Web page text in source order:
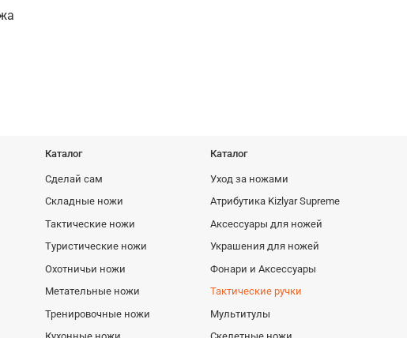
Каталог
Сделай сам
Складные ножи
Тактические ножи
Туристические ножи
Охотничьи ножи
Метательные ножи
Тренировочные ножи
Каталог
Уход за ножами
Атрибутика Kizlyar Supreme
Аксессуары для ножей
Украшения для ножей
Фонари и Аксессуары
Тактические ручки
Мультитулы